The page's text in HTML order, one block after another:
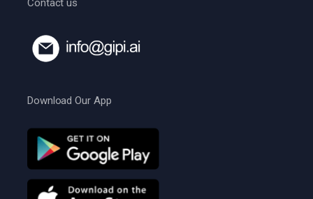
Contact us
Download Our App